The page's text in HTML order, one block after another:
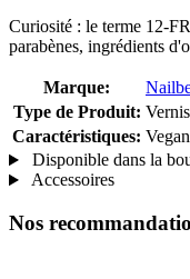
Curiosité : le terme 12-
parabènes, ingrédients
Marque:
Type de Produit:
Caractéristiques:
Disponible dans la
Accessoires
Nos